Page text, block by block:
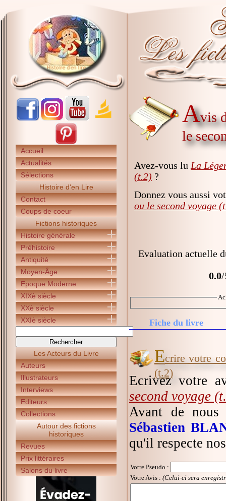
Accueil
Actualités
Sélections
Histoire d'en Lire
Contact
Coups de coeur
Fictions historiques
Histoire générale
Préhistoire
Antiquité
Moyen-Âge
Epoque Moderne
XIXè siècle
XXè siècle
XXIè siècle
Les Acteurs du Livre
Auteurs
Illustrateurs
Interviews
Editeurs
Collections
Autour des fictions
historiques
Revues
Prix littéraires
Salons du livre
Avis
le
Avez-vous lu La
(t.2) ?
Donnez vous aussi
ou le second voyage
Evaluation actuelle
0.0/
Fiche du livre
Ecrire votre
(t.2)
Ecrivez votre
second voyage
Avant de
Sébastien
qu'il respecte
Votre Pseudo :
Votre Avis : (Celui-ci sera